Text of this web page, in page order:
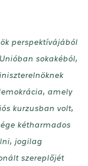
perspektívájából
sokakéból,
amely
kurzusban volt,
kétharmados
jogilag
szereplőjét